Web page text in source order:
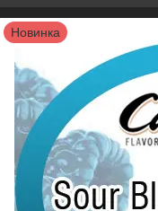
Новинка